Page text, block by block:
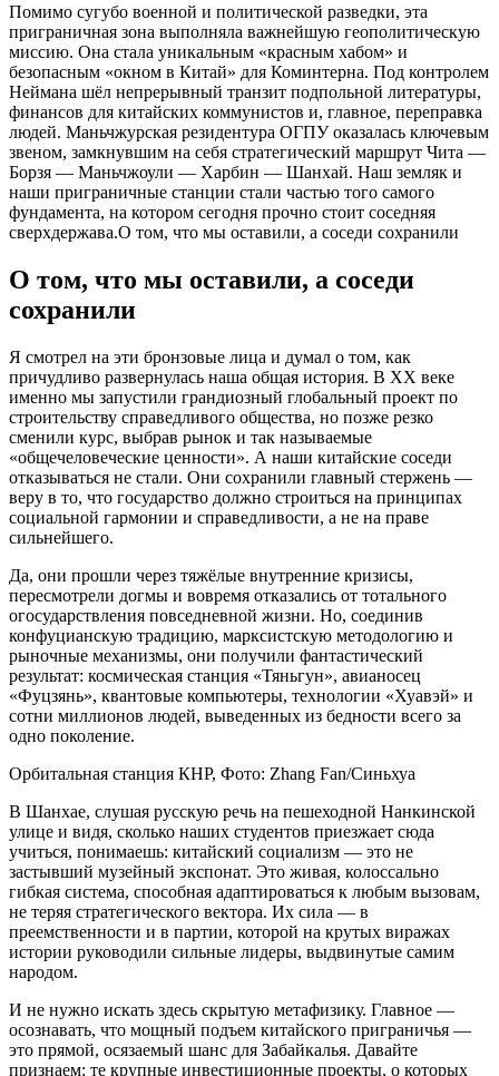
Помимо сугубо военной и политической разведки, эта
приграничная зона выполняла важнейшую геополитическую
миссию. Она стала уникальным «красным хабом» и
безопасным «окном в Китай» для Коминтерна. Под контролем
Неймана шёл непрерывный транзит подпольной литературы,
финансов для китайских коммунистов и, главное, переправка
людей. Маньчжурская резидентура ОГПУ оказалась ключевым
звеном, замкнувшим на себя стратегический маршрут Чита —
Борзя — Маньчжоули — Харбин — Шанхай. Наш земляк и
наши приграничные станции стали частью того самого
фундамента, на котором сегодня прочно стоит соседняя
сверхдержава.О том, что мы оставили, а соседи сохранили
О том, что мы оставили, а соседи
сохранили
Я смотрел на эти бронзовые лица и думал о том, как
причудливо развернулась наша общая история. В XX веке
именно мы запустили грандиозный глобальный проект по
строительству справедливого общества, но позже резко
сменили курс, выбрав рынок и так называемые
«общечеловеческие ценности». А наши китайские соседи
отказываться не стали. Они сохранили главный стержень —
веру в то, что государство должно строиться на принципах
социальной гармонии и справедливости, а не на праве
сильнейшего.
Да, они прошли через тяжёлые внутренние кризисы,
пересмотрели догмы и вовремя отказались от тотального
огосударствления повседневной жизни. Но, соединив
конфуцианскую традицию, марксистскую методологию и
рыночные механизмы, они получили фантастический
результат: космическая станция «Тяньгун», авианосец
«Фуцзянь», квантовые компьютеры, технологии «Хуавэй» и
сотни миллионов людей, выведенных из бедности всего за
одно поколение.
Орбитальная станция КНР, Фото: Zhang Fan/Синьхуа
В Шанхае, слушая русскую речь на пешеходной Нанкинской
улице и видя, сколько наших студентов приезжает сюда
учиться, понимаешь: китайский социализм — это не
застывший музейный экспонат. Это живая, колоссально
гибкая система, способная адаптироваться к любым вызовам,
не теряя стратегического вектора. Их сила — в
преемственности и в партии, которой на крутых виражах
истории руководили сильные лидеры, выдвинутые самим
народом.
И не нужно искать здесь скрытую метафизику. Главное —
осознавать, что мощный подъем китайского приграничья —
это прямой, осязаемый шанс для Забайкалья. Давайте
признаем: те крупные инвестиционные проекты, о которых